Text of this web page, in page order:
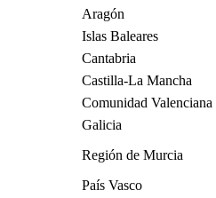
Aragón
Islas Baleares
Cantabria
Castilla-La Mancha
Comunidad Valenciana
Galicia
Región de Murcia
País Vasco